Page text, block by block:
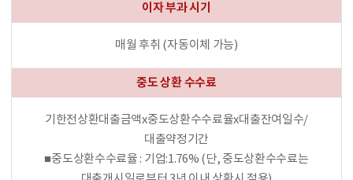
이자 부과 시기
매월 후취 (자동이체 가능)
중도 상환 수수료
기한전상환대출금액x중도상환수수료율x대출잔여일수/
대출약정기간
■중도상환수수료율 : 기업:1.76% (단, 중도상환수수료는